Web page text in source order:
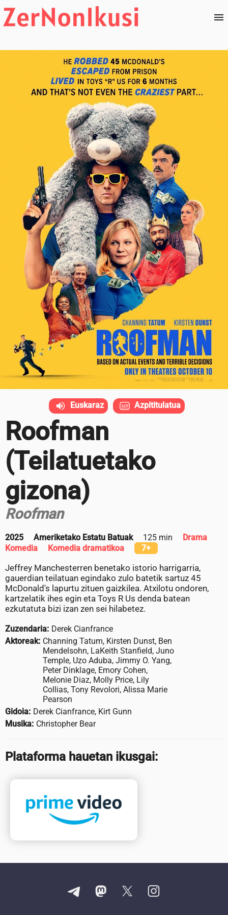
Roofman
(Teilatuetako
gizona)
Roofman
2025 Ameriketako Estatu Batuak 125 min
Drama
Komedia
Komedia dramatikoa 7+
Jeffrey Manchesterren benetako istorio harrigarria,
gauerdian teilatuan egindako zulo batetik sartuz 45
McDonald's lapurtu zituen gaizkilea. Atxilotu ondoren,
kartzelatik ihes egin eta Toys R Us denda batean
ezkutatuta bizi izan zen sei hilabetez.
Zuzendaria: Derek Cianfrance
Aktoreak: Channing Tatum, Kirsten Dunst, Ben
Mendelsohn, LaKeith Stanfield, Juno
Temple, Uzo Aduba, Jimmy O. Yang,
Peter Dinklage, Emory Cohen,
Melonie Diaz, Molly Price, Lily
Collias, Tony Revolori, Alissa Marie
Pearson
Gidoia: Derek Cianfrance, Kirt Gunn
Musika: Christopher Bear
Plataforma hauetan ikusgai:
Euskaraz Azpititulatua